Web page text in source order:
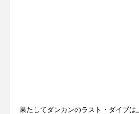
果たしてダンカンのラスト・ダイブは